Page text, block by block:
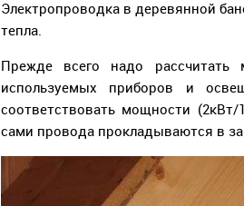
Электропроводка в деревянной
тепла.
Прежде всего надо рассчитать
используемых приборов и
соответствовать мощности
сами провода прокладываются в